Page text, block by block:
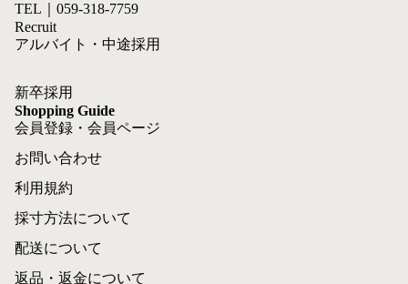
TEL｜059-318-7759
Recruit
アルバイト・中途採用
新卒採用
Shopping Guide
会員登録・会員ページ
お問い合わせ
利用規約
採寸方法について
配送について
返品・返金について